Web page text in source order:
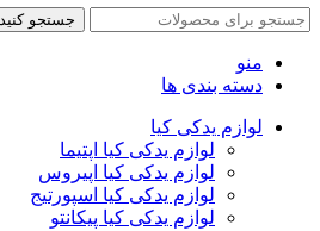
جستجو کنید
منو
دسته بندی ها
لوازم یدکی کیا
لوازم یدکی کیا اپتیما
لوازم یدکی کیا اپیروس
لوازم یدکی کیا اسپورتیج
لوازم یدکی کیا پیکانتو